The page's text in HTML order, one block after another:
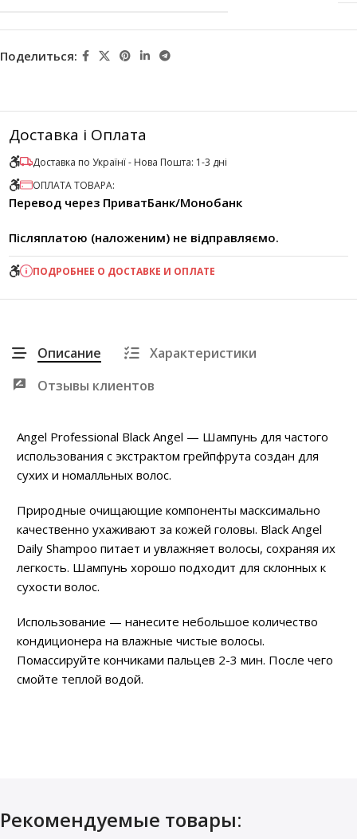
Поделиться:
Доставка і Оплата
Доставка по Українї - Нова Пошта: 1-3 дні
ОПЛАТА ТОВАРА:
Перевод через ПриватБанк/Монобанк
Післяплатою (наложеним) не відправляємо.
ПОДРОБНЕЕ О ДОСТАВКЕ И ОПЛАТЕ
Описание
Характеристики
Отзывы клиентов
Angel Professional Black Angel — Шампунь для частого
использования с экстрактом грейпфрута создан для
сухих и номалльных волос.
Природные очищающие компоненты масксимально
качественно ухаживают за кожей головы. Black Angel
Daily Shampoo питает и увлажняет волосы, сохраняя их
легкость. Шампунь хорошо подходит для склонных к
сухости волос.
Использование — нанесите небольшое количество
кондиционера на влажные чистые волосы.
Помассируйте кончиками пальцев 2-3 мин. После чего
смойте теплой водой.
Рекомендуемые товары: